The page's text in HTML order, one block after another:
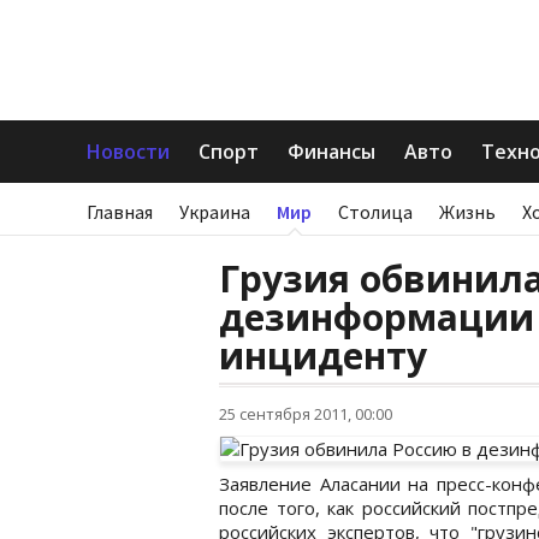
Новости Спорт Финансы Авто
Главная Украина Мир Столица Жизнь
Грузия
дезинформации
инциденту
25 сентября 2011, 00:00
Заявление Аласании на пресс-
после того, как российский
российских экспертов, что